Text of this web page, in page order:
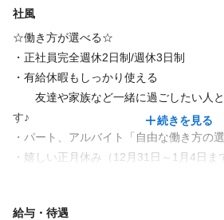
店長経験あり / スタイリスト / アシスタン
必要資格
美容師免許
必要経験
スタイリスト / アシスタント / ジュニアス
福利厚生
ボーナス・賞与あり インセンティブあり ノル
えサポートしたいと思っています。上の
自身成長させてもらっています！
性格も積極的になり、いい方向でチェン
お客様との思い出もたくさんできました✨
大事なイベントに密に関われることは、
て本当に良かったなと思う瞬間です。
・キャリアプラン
・フランチャイズ制度（独立支援）
・教育制度（カリキュラムの充実）
・再雇用制度
社風
☆働き方が選べる☆
・正社員完全週休2日制/週休3日制
・有給休暇もしっかり使える
友達や家族など一緒に過ごしたい人と
す♪
・パート、アルバイト「自由な働き方の選
・嬉しい正月休み（12月31日～1月4日
続きを見る
給与・待遇